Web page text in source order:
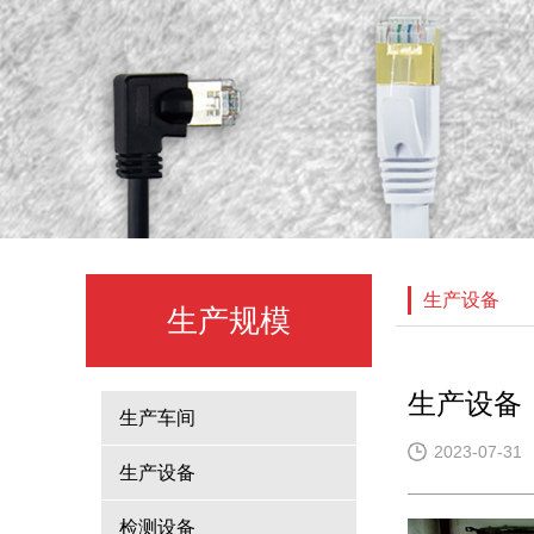
生产规模
生产车间
生产设备
检测设备
生产设备
生产设备
2023-07-31